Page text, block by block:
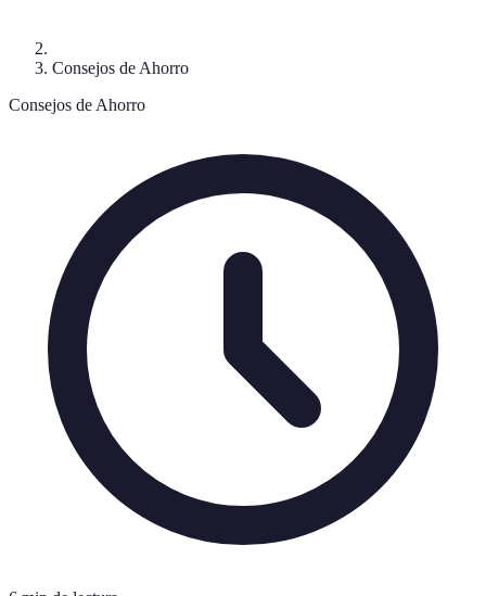
Consejos de Ahorro
Consejos de Ahorro